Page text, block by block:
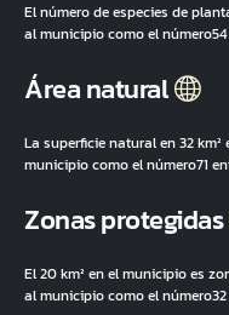
El número de especies de
al municipio como el
Área natural
La superficie natural en 32
municipio como el número71
Zonas protegidas
El 20 km² en el municipio es
al municipio como el